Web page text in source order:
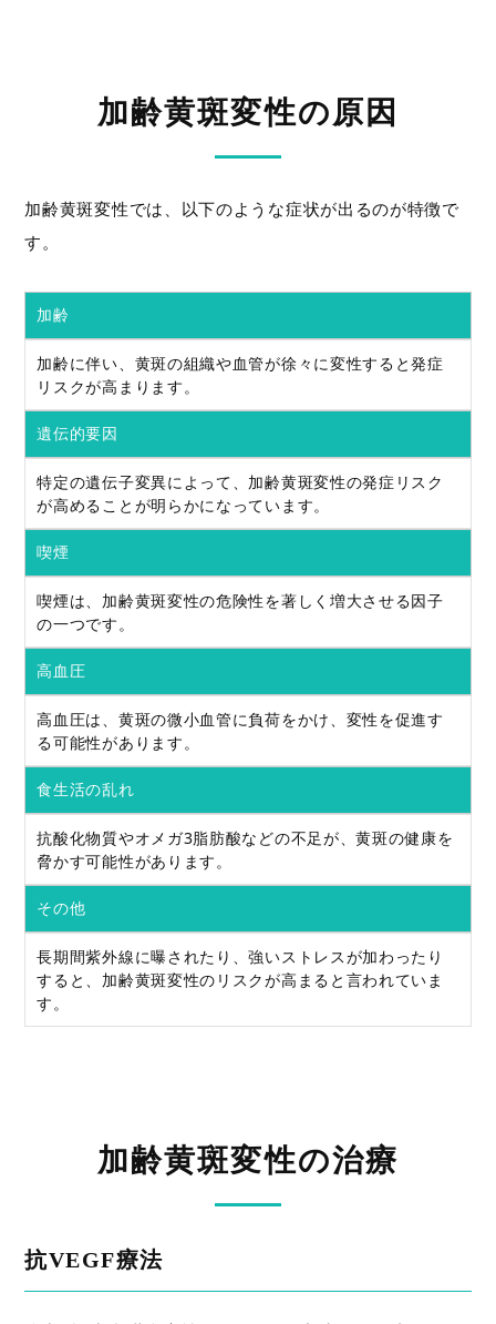
加齢黄斑変性の原因
加齢黄斑変性では、以下のような症状が出るのが特徴で
す。
加齢
加齢に伴い、黄斑の組織や血管が徐々に変性すると発症
リスクが高まります。
遺伝的要因
特定の遺伝子変異によって、加齢黄斑変性の発症リスク
が高めることが明らかになっています。
喫煙
喫煙は、加齢黄斑変性の危険性を著しく増大させる因子
の一つです。
高血圧
高血圧は、黄斑の微小血管に負荷をかけ、変性を促進す
る可能性があります。
食生活の乱れ
抗酸化物質やオメガ3脂肪酸などの不足が、黄斑の健康を
脅かす可能性があります。
その他
長期間紫外線に曝されたり、強いストレスが加わったり
すると、加齢黄斑変性のリスクが高まると言われていま
す。
加齢黄斑変性の治療
抗VEGF療法